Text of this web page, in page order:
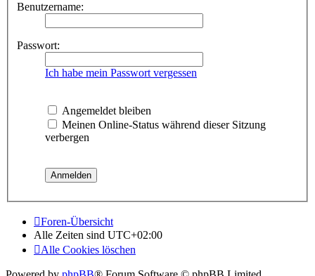
Benutzername:
Passwort:
Ich habe mein Passwort vergessen
Angemeldet bleiben
Meinen Online-Status während dieser Sitzung
verbergen
Foren-Übersicht
Alle Zeiten sind UTC+02:00
Alle Cookies löschen